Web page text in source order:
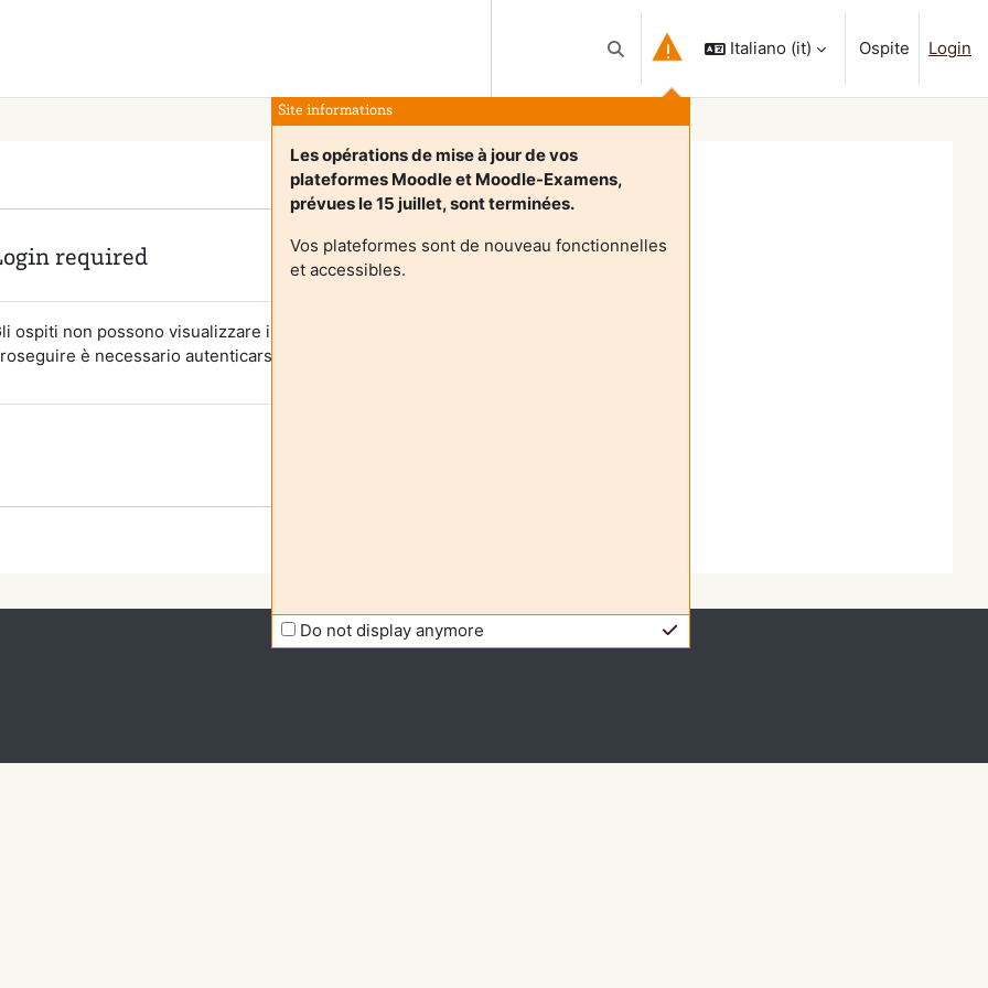
Attiva/disattiva input di ricerca
Site informations
Les opérations de mise à jour de vos
plateformes Moodle et Moodle-Examens,
prévues le 15 juillet, sont terminées.
Vos plateformes sont de nouveau fonctionnelles
et accessibles.
Do not display anymore
Italiano ‎(it)‎ Ospite Login
required
ospiti non possono visualizzare i profili degli utenti. Per
è necessario autenticarsi.